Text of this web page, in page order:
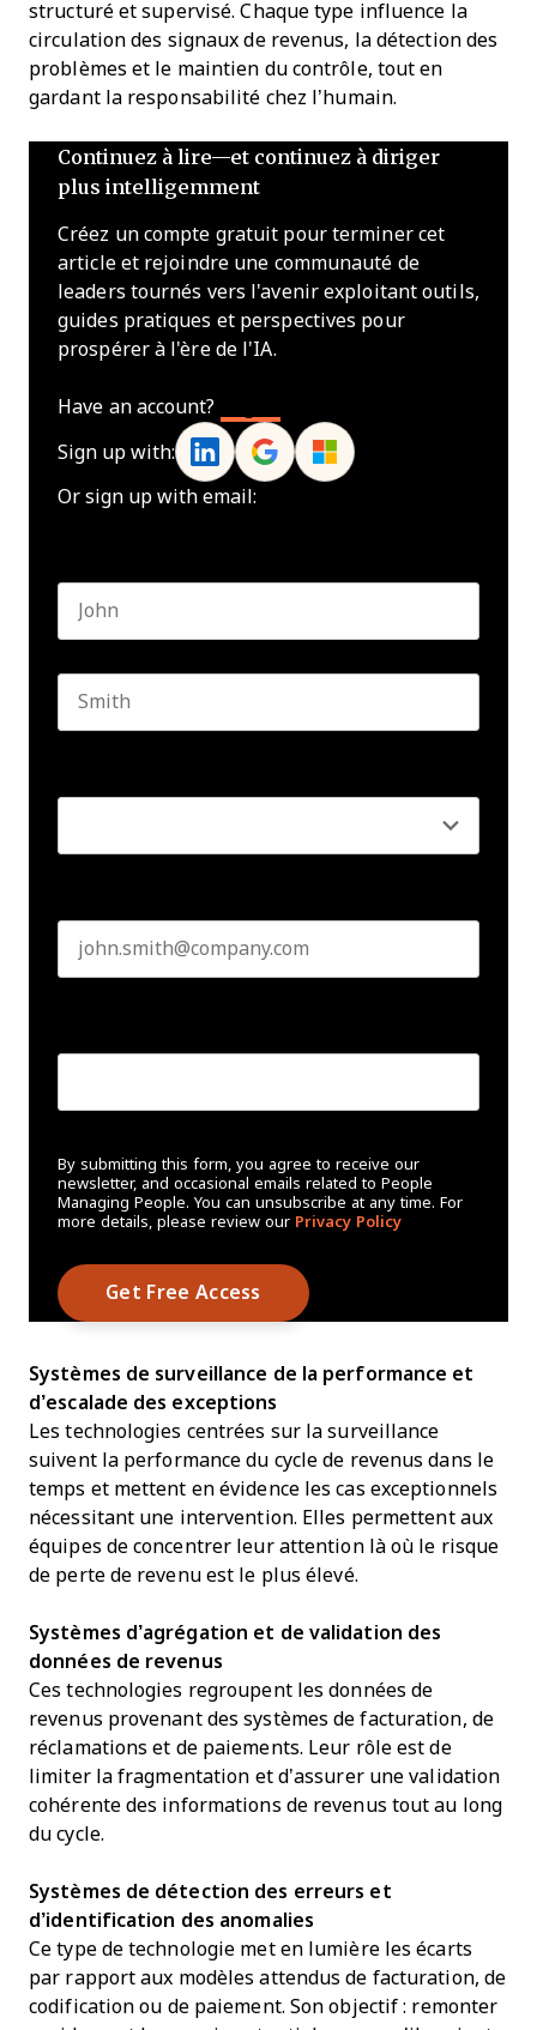
structuré et supervisé. Chaque type influence la
circulation des signaux de revenus, la détection des
problèmes et le maintien du contrôle, tout en
gardant la responsabilité chez l’humain.
Continuez à lire—et continuez à diriger
plus intelligemment
Créez un compte gratuit pour terminer cet
article et rejoindre une communauté de
leaders tournés vers l'avenir exploitant outils,
guides pratiques et perspectives pour
prospérer à l'ère de l'IA.
Have an account?
Sign up with:
Or sign up with email:
By submitting this form, you agree to receive our
newsletter, and occasional emails related to People
Managing People. You can unsubscribe at any time. For
more details, please review our Privacy Policy
Systèmes de surveillance de la performance et
d’escalade des exceptions
Les technologies centrées sur la surveillance
suivent la performance du cycle de revenus dans le
temps et mettent en évidence les cas exceptionnels
nécessitant une intervention. Elles permettent aux
équipes de concentrer leur attention là où le risque
de perte de revenu est le plus élevé.
Systèmes d’agrégation et de validation des
données de revenus
Ces technologies regroupent les données de
revenus provenant des systèmes de facturation, de
réclamations et de paiements. Leur rôle est de
limiter la fragmentation et d’assurer une validation
cohérente des informations de revenus tout au long
du cycle.
Systèmes de détection des erreurs et
d’identification des anomalies
Ce type de technologie met en lumière les écarts
par rapport aux modèles attendus de facturation, de
codification ou de paiement. Son objectif : remonter